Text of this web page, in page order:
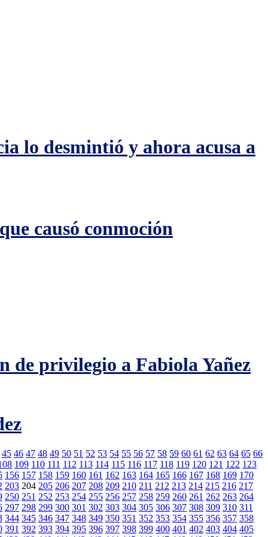
lo desmintió y ahora acusa a
causó conmoción
de privilegio a Fabiola Yañez
45 46 47 48 49 50 51 52 53 54 55 56 57 58 59 60 61 62 63 64 65 66
109 110 111 112 113 114 115 116 117 118 119 120 121 122 123
156 157 158 159 160 161 162 163 164 165 166 167 168 169 170
203 204 205 206 207 208 209 210 211 212 213 214 215 216 217
250 251 252 253 254 255 256 257 258 259 260 261 262 263 264
297 298 299 300 301 302 303 304 305 306 307 308 309 310 311
344 345 346 347 348 349 350 351 352 353 354 355 356 357 358
391 392 393 394 395 396 397 398 399 400 401 402 403 404 405